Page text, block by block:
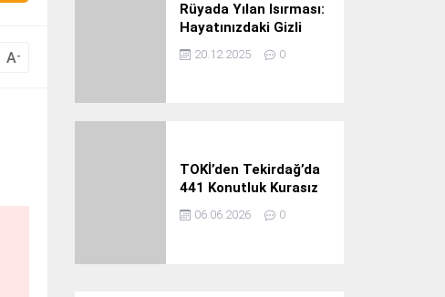
A-
Rüyada Yılan Isırması:
Hayatınızdaki Gizli
Tehlikeler ve Büyük
Uyarılar
20.12.2025 0
TOKİ’den Tekirdağ’da
441 Konutluk Kurasız
ve Ön Başvurusuz Dev
Satış
06.06.2026 0